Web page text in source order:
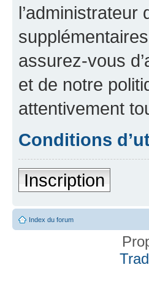
assurez-vous
et de notre
attentivement
Conditions
Inscription
Index du forum